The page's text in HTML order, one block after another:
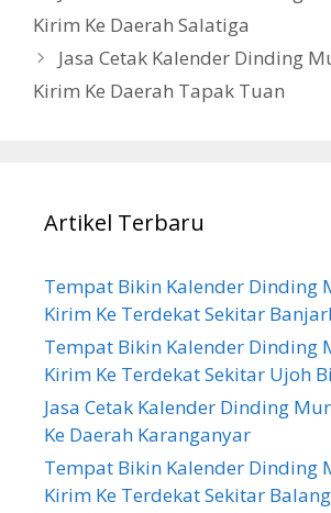
Kirim Ke Daerah Salatiga
Jasa Cetak Kalender Dinding
Kirim Ke Daerah Tapak Tuan
Artikel Terbaru
Tempat Bikin Kalender Dinding
Kirim Ke Terdekat Sekitar
Tempat Bikin Kalender Dinding
Kirim Ke Terdekat Sekitar Ujoh
Jasa Cetak Kalender Dinding
Ke Daerah Karanganyar
Tempat Bikin Kalender Dinding
Kirim Ke Terdekat Sekitar